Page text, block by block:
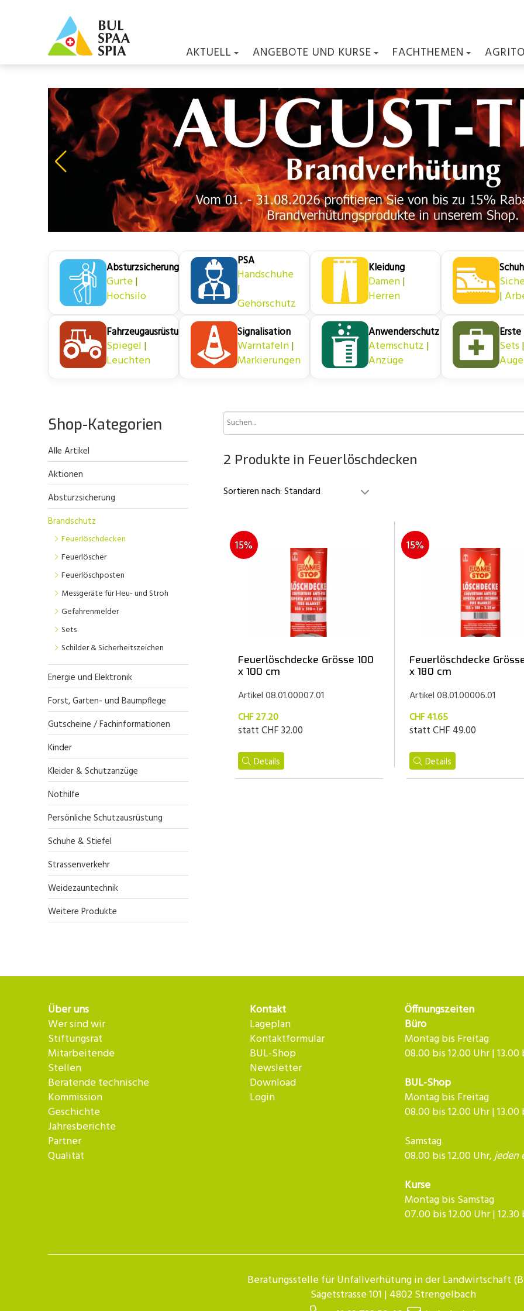
AKTUELL ANGEBOTE UND KURSE FACHTHEMEN
Absturzsicherung
Gurte|
Hochsilo
PSA
Handschuhe
|
Gehörschutz
Kleidung
Damen|
Herren
|
Fahrzeugausrüstung
Spiegel |
Leuchten
Signalisation
Warntafeln|
Markierungen
Anwenderschutz
Atemschutz |
Anzüge
Sets|
Shop-Kategorien
Alle Artikel
Aktionen
Absturzsicherung
Brandschutz
Feuerlöschdecken
Feuerlöscher
Feuerlöschposten
Messgeräte für Heu- und Stroh
Gefahrenmelder
Sets
Schilder & Sicherheitszeichen
Energie und Elektronik
Forst, Garten- und Baumpflege
Gutscheine / Fachinformationen
Kinder
Kleider & Schutzanzüge
Nothilfe
Persönliche Schutzausrüstung
Schuhe & Stiefel
Strassenverkehr
Weidezauntechnik
Weitere Produkte
2 Produkte in Feuerlöschdecken
Sortieren nach:Standard
Feuerlöschdecke Grösse 100
x 100 cm
Artikel 08.01.00007.01
CHF 27.20
stattCHF 32.00
15%
Details
Feuerlöschdecke
x 180 cm
Artikel 08.01.00006.01
CHF 41.65
stattCHF 49.00
15%
Details
Über uns
Wer sind wir
Stiftungsrat
Mitarbeitende
Stellen
Beratende technische
Kommission
Geschichte
Jahresberichte
Partner
Qualität
Kontakt
Lageplan
Kontaktformular
BUL-Shop
Newsletter
Download
Login
Öffnungszeiten
Büro
Montag bis Freitag
08.00 bis 12.00 Uhr |
BUL-Shop
Montag bis Freitag
08.00 bis 12.00 Uhr |
Samstag
08.00 bis 12.00 Uhr,jeden
Kurse
Montag bis Samstag
07.00 bis 12.00 Uhr |
Beratungsstelle für Unfallverhütung in der Landwirtschaft
Sägetstrasse 101 | 4802 Strengelbach